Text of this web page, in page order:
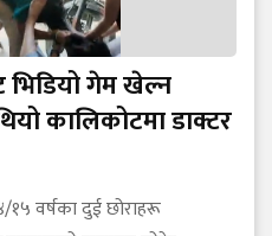
भिडियो गेम खेल्न
कालिकोटमा डाक्टर
वर्षका दुई छोराहरू